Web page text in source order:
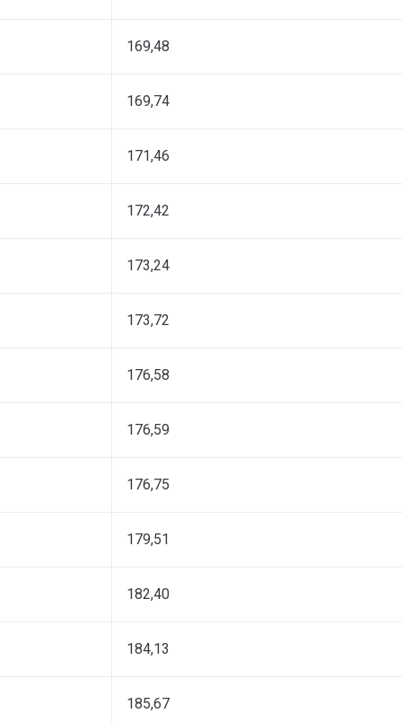
169,48
169,74
171,46
172,42
173,24
173,72
176,58
176,59
176,75
179,51
182,40
184,13
185,67